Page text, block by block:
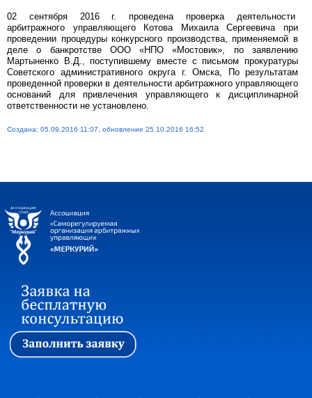
02 сентября 2016 г. проведена проверка деятельности
арбитражного управляющего Котова Михаила Сергеевича при
проведении процедуры конкурсного производства, применяемой в
деле о банкротстве ООО «НПО «Мостовик», по заявлению
Мартыненко В.Д., поступившему вместе с письмом прокуратуры
Советского административного округа г. Омска, По результатам
проведенной проверки в деятельности арбитражного управляющего
оснований для привлечения управляющего к дисциплинарной
ответственности не установлено.
Создана: 05.09.2016 11:07, обновление 25.10.2016 16:52